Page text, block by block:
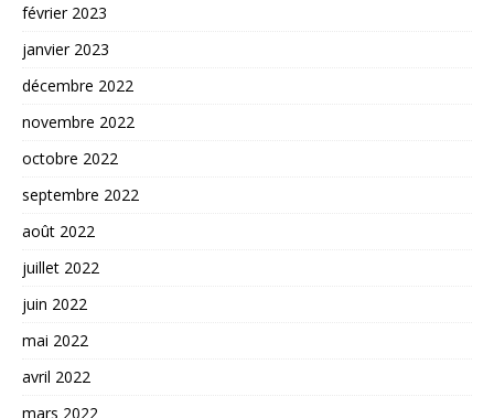
février 2023
janvier 2023
décembre 2022
novembre 2022
octobre 2022
septembre 2022
août 2022
juillet 2022
juin 2022
mai 2022
avril 2022
mars 2022